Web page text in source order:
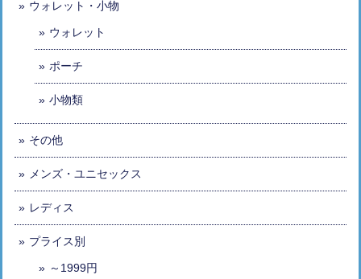
ウォレット・小物
ウォレット
ポーチ
小物類
その他
メンズ・ユニセックス
レディス
プライス別
～1999円